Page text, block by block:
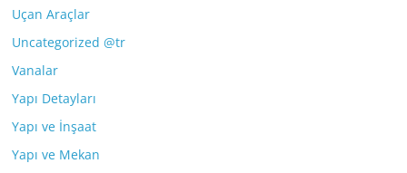
Uçan Araçlar
Uncategorized @tr
Vanalar
Yapı Detayları
Yapı ve İnşaat
Yapı ve Mekan